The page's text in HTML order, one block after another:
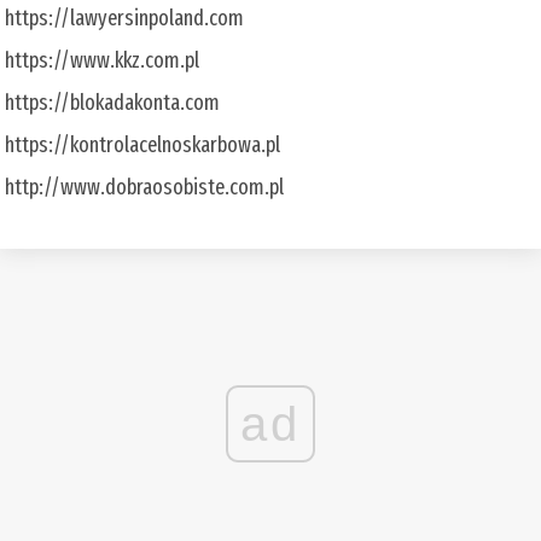
https://lawyersinpoland.com
https://www.kkz.com.pl
https://blokadakonta.com
https://kontrolacelnoskarbowa.pl
http://www.dobraosobiste.com.pl
ad